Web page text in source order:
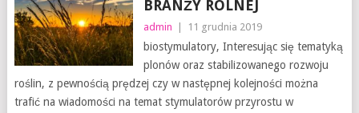
BRANŻY ROLNEJ
admin 11 grudnia 2019
biostymulatory, Interesując się tematyką
plonów oraz stabilizowanego rozwoju
roślin, z pewnością prędzej czy w następnej kolejności można
trafić na wiadomości na temat stymulatorów przyrostu w